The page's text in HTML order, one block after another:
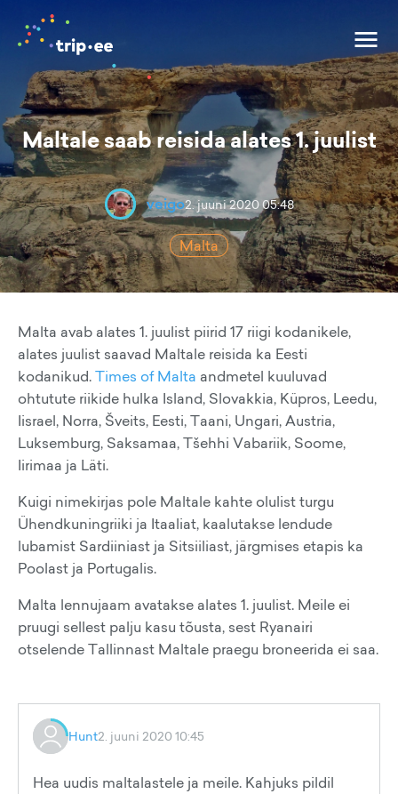
Maltale saab reisida alates 1. juulist
veigo2. juuni 2020 05:48
Malta
Malta avab alates 1. juulist piirid 17 riigi kodanikele,
alates juulist saavad Maltale reisida ka Eesti
kodanikud.Times of Malta andmetel kuuluvad
ohtutute riikide hulka Island, Slovakkia, Küpros, Leedu,
Iisrael, Norra, Šveits, Eesti, Taani, Ungari, Austria,
Luksemburg, Saksamaa, Tšehhi Vabariik, Soome,
Iirimaa ja Läti.
Kuigi nimekirjas pole Maltale kahte olulist turgu
Ühendkuningriiki ja Itaaliat, kaalutakse lendude
lubamist Sardiiniast ja Sitsiiliast, järgmises etapis ka
Poolast ja Portugalis.
Malta lennujaam avatakse alates 1. juulist. Meile ei
pruugi sellest palju kasu tõusta, sest Ryanairi
otselende Tallinnast Maltale praegu broneerida ei saa.
Hunt2. juuni 2020 10:45
Hea uudis maltalastele ja meile. Kahjuks pildil